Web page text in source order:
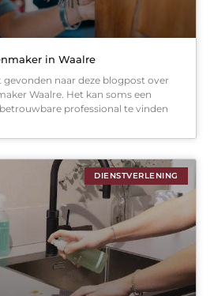
in Waalre
gevonden naar deze blogpost over
Waalre. Het kan soms een
professional te vinden
DIENSTVERLENING